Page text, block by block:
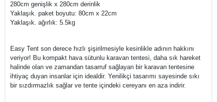
280cm genişlik x 280cm derinlik
Yaklaşık. paket boyutu: 80cm x 22cm
Yaklaşık. ağırlık: 5.5kg
Easy Tent son derece hızlı şişirilmesiyle kesinlikle adının hakkını
veriyor! Bu kompakt hava sütunlu karavan tentesi, daha sık hareket
halinde olan ve zamandan tasarruf sağlayan bir karavan tentesine
ihtiyaç duyan insanlar için idealdir. Yenilikçi tasarımı sayesinde sıkı
bir sızdırmazlık sağlar ve tente içindeki cereyanı en aza indirir.